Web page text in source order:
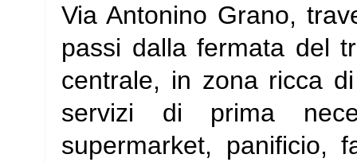
Via Antonino Grano,
passi dalla fermata del
centrale, in zona ricca
servizi di prima
supermarket, panificio,